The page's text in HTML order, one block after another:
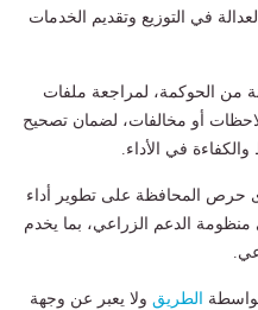
في التوزيع وتقديم الخدمات
من الحوكمة، لمراجعة ملفات
أو مخالفات، لضمان تصحيح
في الأداء.
حرص المحافظة على تطوير أداء
منظومة الدعم الزراعي، بما يخدم
الطريق ولا يعبر عن وجهة